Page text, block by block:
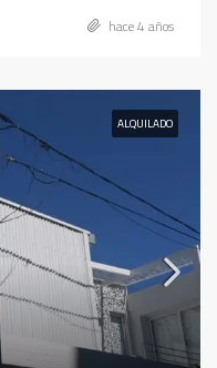
hace 4 años
ALQUILADO